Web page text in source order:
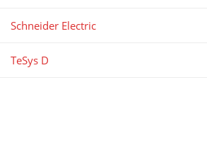
Schneider Electric
TeSys D